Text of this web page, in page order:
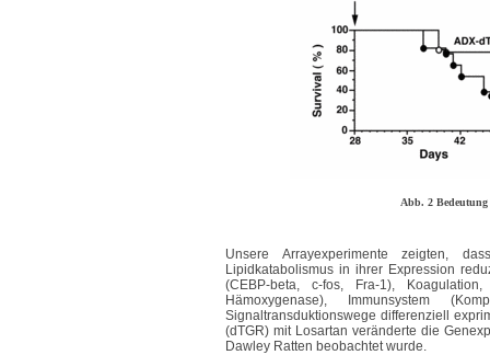
Abb. 2 Bedeutung
Unsere Arrayexperimente zeigten,
Lipidkatabolismus in ihrer Expression
(CEBP-beta, c-fos, Fra-1),
Hämoxygenase), Immunsystem
Signaltransduktionswege differenziell
(dTGR) mit Losartan veränderte die
Dawley Ratten beobachtet wurde.